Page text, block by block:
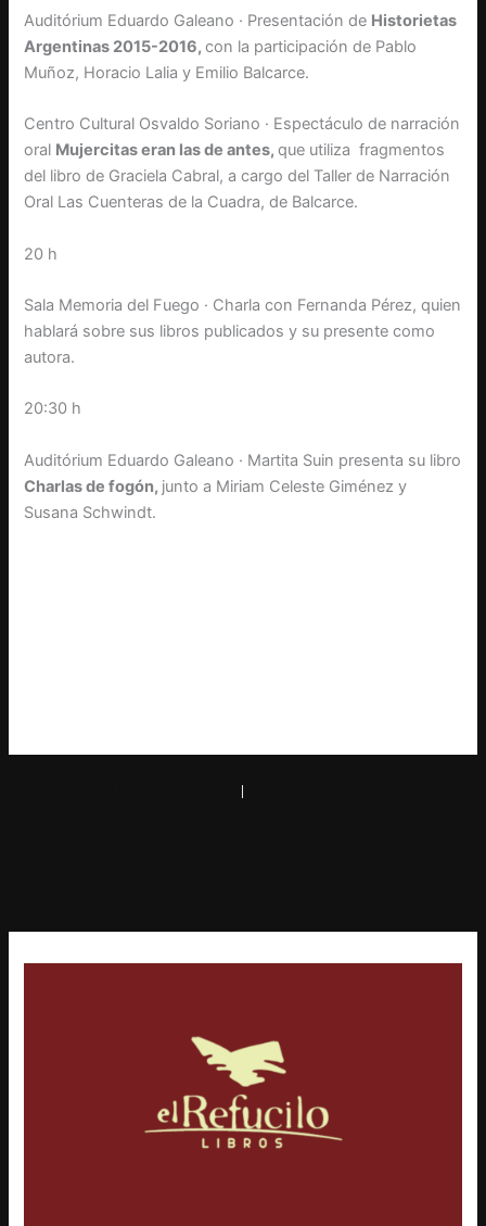
Auditórium Eduardo Galeano · Presentación de Historietas
Argentinas 2015-2016,con la participación de Pablo
Muñoz, Horacio Lalia y Emilio Balcarce.
Centro Cultural Osvaldo Soriano · Espectáculo de narración
oral Mujercitas eran las de antes,que utiliza fragmentos
del libro de Graciela Cabral, a cargo del Taller de Narración
Oral Las Cuenteras de la Cuadra, de Balcarce.
20 h
Sala Memoria del Fuego · Charla con Fernanda Pérez, quien
hablará sobre sus libros publicados y su presente como
autora.
20:30 h
Auditórium Eduardo Galeano · Martita Suin presenta su libro
Charlas de fogón, junto a Miriam Celeste Giménez y
Susana Schwindt.